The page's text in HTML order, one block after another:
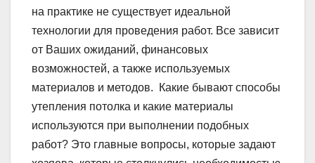
на практике не существует идеальной
технологии для проведения работ. Все зависит
от Ваших ожиданий, финансовых
возможностей, а также используемых
материалов и методов. Какие бывают способы
утепления потолка и какие материалы
используются при выполнении подобных
работ? Это главные вопросы, которые задают